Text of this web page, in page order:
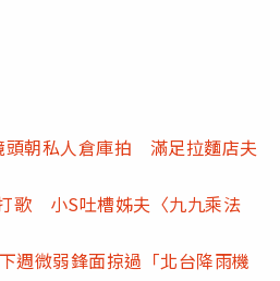
頭朝私人倉庫拍 滿足拉麵店夫
歌 小S吐槽姊夫〈九九乘法
微弱鋒面掠過「北台降雨機